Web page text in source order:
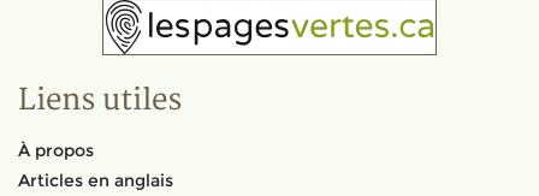
Liens utiles
À propos
Articles en anglais